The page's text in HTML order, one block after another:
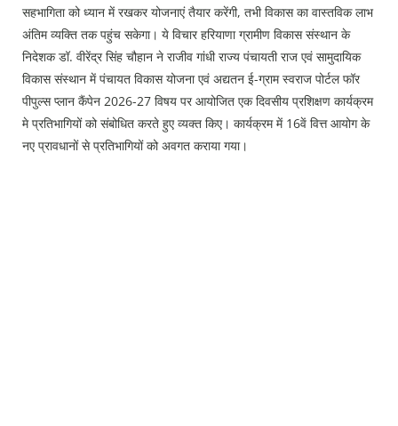
Hindi Literature
Product Launch
Literature
Punjabi News
Technology
सहभागिता को ध्यान में रखकर योजनाएं तैयार करेंगी, तभी विकास का वास्तविक लाभ
अंतिम व्यक्ति तक पहुंच सकेगा। ये विचार हरियाणा ग्रामीण विकास संस्थान के
निदेशक डॉ. वीरेंद्र सिंह चौहान ने राजीव गांधी राज्य पंचायती राज एवं सामुदायिक
विकास संस्थान में पंचायत विकास योजना एवं अद्यतन ई-ग्राम स्वराज पोर्टल फॉर
पीपुल्स प्लान कैंपेन 2026-27 विषय पर आयोजित एक दिवसीय प्रशिक्षण कार्यक्रम
मे प्रतिभागियों को संबोधित करते हुए व्यक्त किए। कार्यक्रम में 16वें वित्त आयोग के
नए प्रावधानों से प्रतिभागियों को अवगत कराया गया।